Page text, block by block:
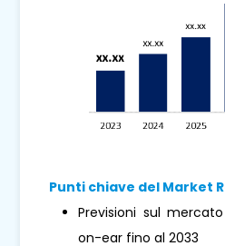
Punti chiave del Market
Previsioni sul
on-ear fino al 2033